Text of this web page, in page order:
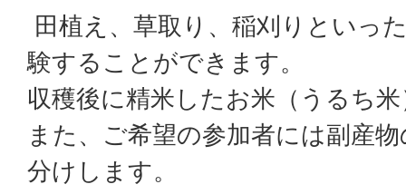
田植え、草取り、稲刈りといっ
験することができます。
収穫後に精米したお米（うるち
また、ご希望の参加者には副産
分けします。